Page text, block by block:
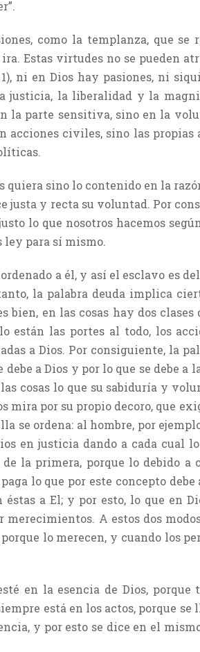
como la templanza, que se
Estas virtudes no se pueden
ni en Dios hay pasiones, ni
justicia, la liberalidad y la
la parte sensitiva, sino en la
civiles, sino las propias
quiera sino lo contenido en la
justa y recta su voluntad. Por
lo que nosotros hacemos
ley para sí mismo.
a él, y así el esclavo es
la palabra deuda implica
bien, en las cosas hay dos clases
están las portes al todo, los
a Dios. Por consiguiente, la
a Dios y por lo que se debe a
cosas lo que su sabiduría y
por su propio decoro, que
se ordena: al hombre, por
en justicia dando a cada cual
la primera, porque lo debido a
lo que por este concepto debe
a El; y por esto, lo que en
A estos dos
lo merecen, y cuando los
en la esencia de Dios, porque
está en los actos, porque se
y por esto se dice en el